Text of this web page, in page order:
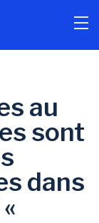
au
sont
dans